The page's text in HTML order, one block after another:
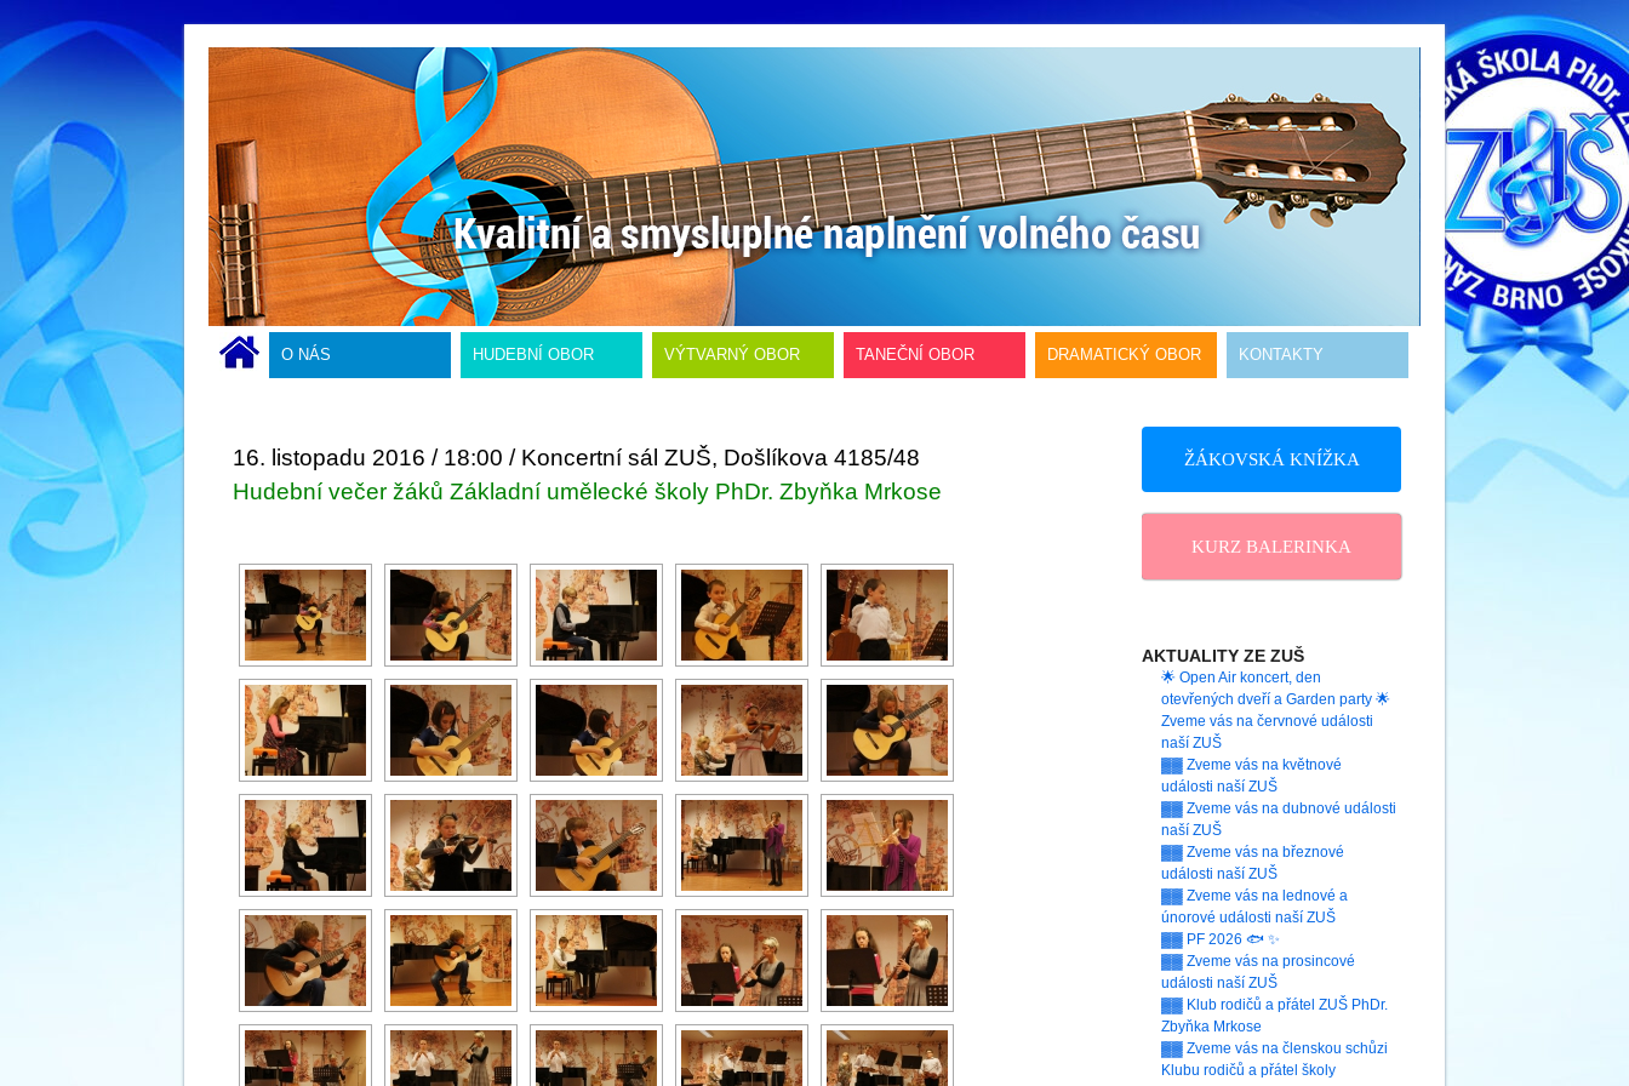
O NÁS HUDEBNÍ OBOR VÝTVARNÝ OBOR TANEČNÍ OBOR DRAMATICKÝ OBOR KONTAKTY
16. listopadu 2016 / 18:00 / Koncertní sál ZUŠ, Došlíkova 4185/48
Hudební večer žáků Základní umělecké školy PhDr. Zbyňka Mrkose
ŽÁKOVSKÁ KNÍŽKA
KURZ BALERINKA
AKTUALITY ZE ZUŠ
🌟 Open Air koncert, den
otevřených dveří a Garden party 🌟
Zveme vás na červnové události
naší ZUŠ
▓▓ Zveme vás na květnové
události naší ZUŠ
▓▓ Zveme vás na dubnové události
naší ZUŠ
▓▓ Zveme vás na březnové
události naší ZUŠ
▓▓ Zveme vás na lednové a
únorové události naší ZUŠ
▓▓ PF 2026 🐟 ✨
▓▓ Zveme vás na prosincové
události naší ZUŠ
▓▓ Klub rodičů a přátel ZUŠ PhDr.
Zbyňka Mrkose
▓▓ Zveme vás na členskou schůzi
Klubu rodičů a přátel školy